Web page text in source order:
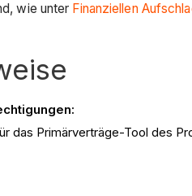
wie unter Finanziellen
das Primärverträge-Tool des